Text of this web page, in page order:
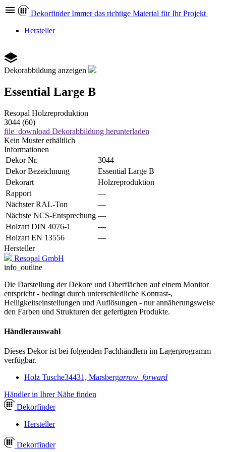
Dekorfinder Immer das richtige Material für Ihr Projekt
Hersteller
Dekorabbildung anzeigen
Essential Large B
Resopal Holzreproduktion
3044 (60)
file_download Dekorabbildung herunterladen
Kein Muster erhältlich
Informationen
Dekor Nr.
3044
Dekor Bezeichnung
Essential Large B
Dekorart
Holzreproduktion
Rapport
—
Nächster RAL-Ton
—
Nächste NCS-Entsprechung —
Holzart DIN 4076-1
—
Holzart EN 13556
—
Hersteller
Resopal GmbH
info_outline
Die Darstellung der Dekore und Oberflächen auf einem Monitor
entspricht - bedingt durch unterschiedliche Kontrast-,
Helligkeitseinstellungen und Auflösungen - nur annäherungsweise
den Farben und Strukturen der gefertigten Produkte.
Händlerauswahl
Dieses Dekor ist bei folgenden Fachhändlern im Lagerprogramm
verfügbar.
Holz Tusche34431, Marsbergarrow_forward
Händler in Ihrer Nähe finden
Dekorfinder
Hersteller
Dekorfinder